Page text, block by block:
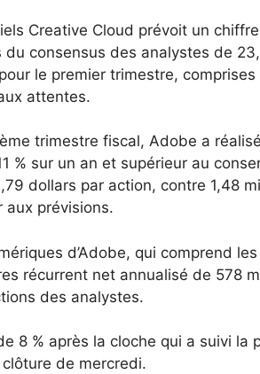
Creative Cloud prévoit un
du consensus des analystes de
le premier trimestre,
attentes.
trimestre fiscal, Adobe a
% sur un an et supérieur au
dollars par action, contre 1,48
aux prévisions.
d’Adobe, qui comprend
récurrent net annualisé de 578
des analystes.
8 % après la cloche qui a suivi
clôture de mercredi.